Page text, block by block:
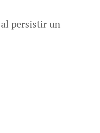
persistir un